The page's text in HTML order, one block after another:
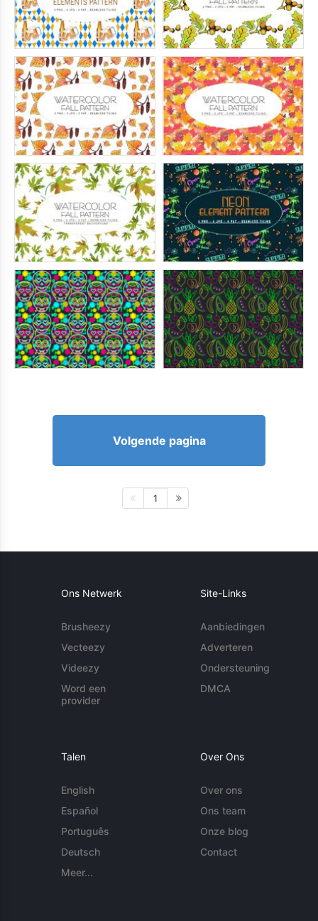
Volgende pagina
1
Ons Netwerk
Brusheezy
Vecteezy
Videezy
Word een
provider
Site-Links
Aanbiedingen
Adverteren
Ondersteuning
DMCA
Talen
English
Español
Português
Deutsch
Meer...
Over Ons
Over ons
Ons team
Onze blog
Contact